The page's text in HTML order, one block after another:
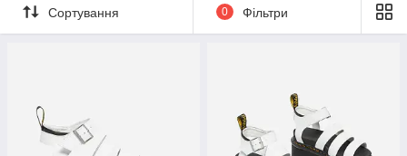
Сортування 0 Фільтри